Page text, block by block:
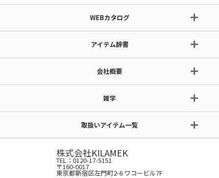
WEBカタログ
アイテム辞書
会社概要
雑学
取扱いアイテム一覧
株式会社KILAMEK
TEL：0120-17-5151
〒160-0017
東京都新宿区左門町2-6 ワコービル7F